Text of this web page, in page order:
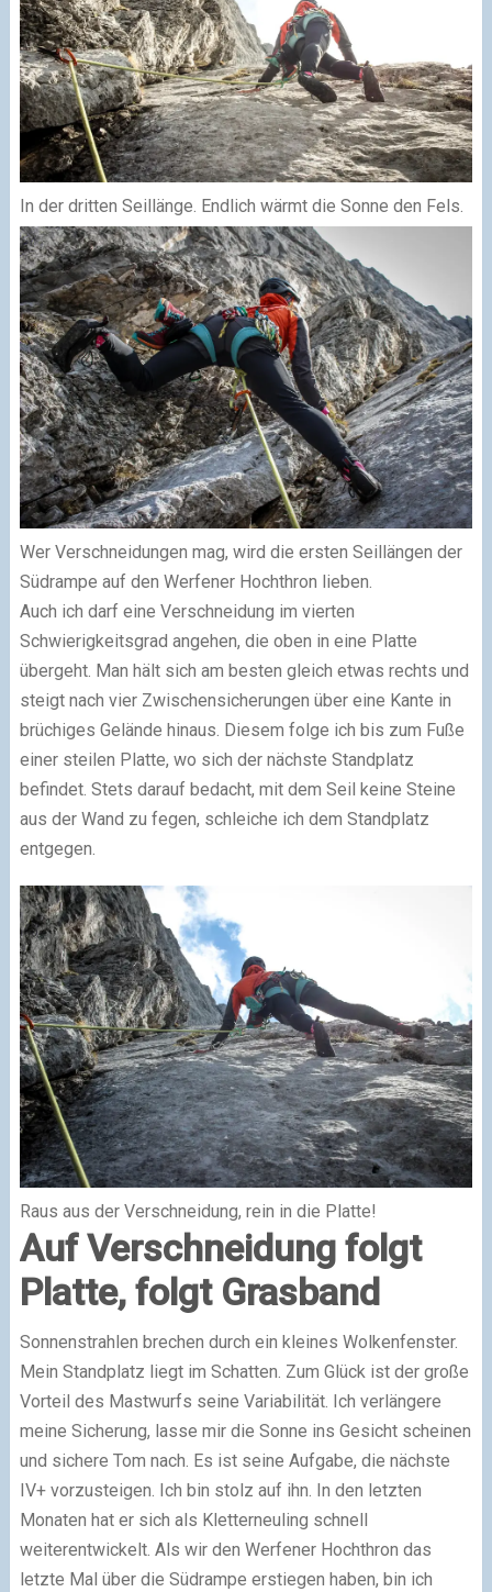
In der dritten Seillänge. Endlich wärmt die Sonne den Fels.
Wer Verschneidungen mag, wird die ersten Seillängen der
Südrampe auf den Werfener Hochthron lieben.
Auch ich darf eine Verschneidung im vierten
Schwierigkeitsgrad angehen, die oben in eine Platte
übergeht. Man hält sich am besten gleich etwas rechts und
steigt nach vier Zwischensicherungen über eine Kante in
brüchiges Gelände hinaus. Diesem folge ich bis zum Fuße
einer steilen Platte, wo sich der nächste Standplatz
befindet. Stets darauf bedacht, mit dem Seil keine Steine
aus der Wand zu fegen, schleiche ich dem Standplatz
entgegen.
Raus aus der Verschneidung, rein in die Platte!
Auf Verschneidung folgt
Platte, folgt Grasband
Sonnenstrahlen brechen durch ein kleines Wolkenfenster.
Mein Standplatz liegt im Schatten. Zum Glück ist der große
Vorteil des Mastwurfs seine Variabilität. Ich verlängere
meine Sicherung, lasse mir die Sonne ins Gesicht scheinen
und sichere Tom nach. Es ist seine Aufgabe, die nächste
IV+ vorzusteigen. Ich bin stolz auf ihn. In den letzten
Monaten hat er sich als Kletterneuling schnell
weiterentwickelt. Als wir den Werfener Hochthron das
letzte Mal über die Südrampe erstiegen haben, bin ich